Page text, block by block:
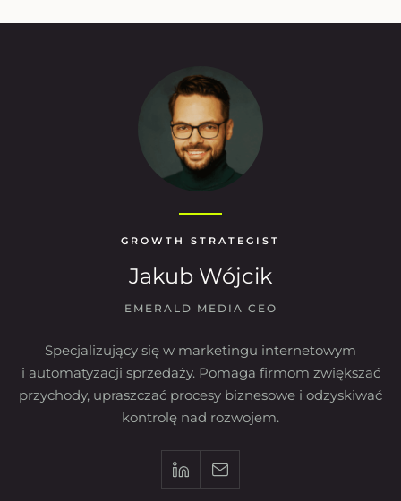
GROWTH STRATEGIST
Jakub Wójcik
EMERALD MEDIA CEO
Specjalizujący się w marketingu internetowym
i automatyzacji sprzedaży. Pomaga firmom zwiększać
przychody, upraszczać procesy biznesowe i odzyskiwać
kontrolę nad rozwojem.